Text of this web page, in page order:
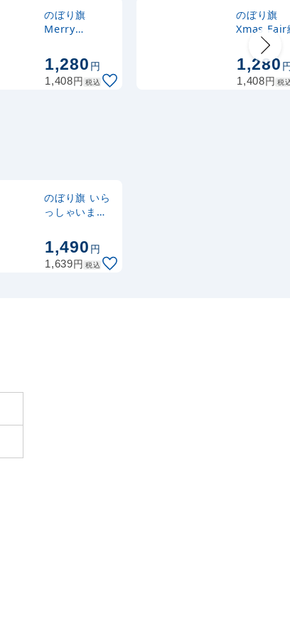
カゴへ
のぼり旗
Merry
ンタ ギフト
(GNB-2628)
1,280円
1,408円 税込
のぼり旗
Xmas Fair
ツリー
2573)
1,280
1,408円 税
のぼり旗 いら
っしゃいませ
イン (SNB-
2822)
1,490円
1,639円 税込